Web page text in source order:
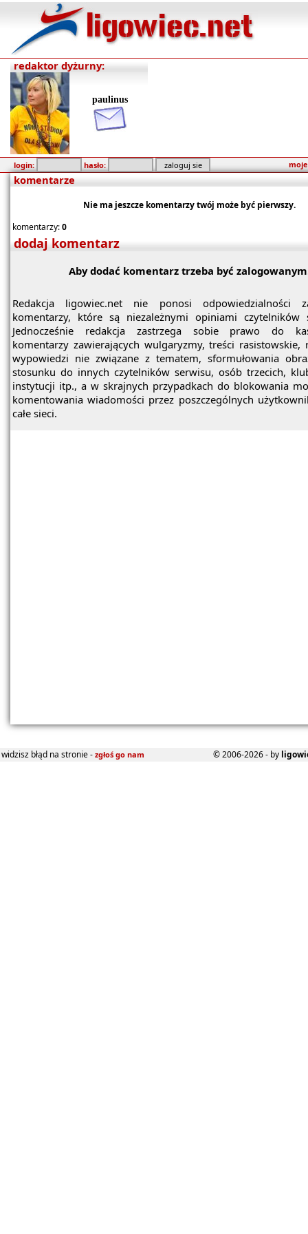
redaktor dyżurny:
paulinus
login: hasło:
komentarze
Nie ma jeszcze komentarzy twój może być pierwszy.
komentarzy:0
dodaj komentarz
Aby dodać komentarz trzeba być
Redakcja ligowiec.net nie ponosi odpowiedzialności
komentarzy, które są niezależnymi opiniami czytelników
Jednocześnie redakcja zastrzega sobie prawo do
komentarzy zawierających wulgaryzmy, treści rasistowskie,
wypowiedzi nie związane z tematem, sformułowania
stosunku do innych czytelników serwisu, osób trzecich,
instytucji itp., a w skrajnych przypadkach do blokowania
komentowania wiadomości przez poszczególnych
całe sieci.
widzisz błąd na stronie - zgłoś go nam © 2006-2026 - by